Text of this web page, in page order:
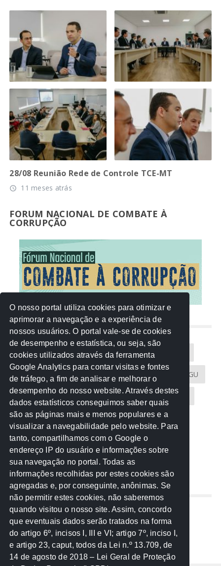
28/08 Reunião Rede de Controle TCE-MT
access_time 11 meses atrás
FORUM NACIONAL DE COMBATE À
CORRUPÇÃO
NUVEM DE TAGS
Acontece na Rede AGU AMM
Atricon Audicom CAU-MT CGU
CREA-MT Eventos MPC-MT MPE-MT
MPF Notícias PF PGE-MT PGR
Receita Federal Sem categoria
TCE-MT TCU TRE
REDE NOS ESTADOS
Mato Grosso do Sul
Paraná
Nacional
O nosso portal utiliza cookies para otimizar e
aprimorar a navegação e a experiência de
nossos usuários. O portal vale-se de cookies
de desempenho e estatística, ou seja, são
cookies utilizados através da ferramenta
Google Analytics para contar visitas e fontes
de tráfego, a fim de analisar e melhorar o
desempenho do nosso website. Através destes
dados estatísticos conseguimos saber quais
são as páginas mais e menos populares e a
visualizar a navegabilidade pelo website. Para
tanto, compartilhamos com o Google o
endereço IP do usuário e informações sobre
sua navegação no portal. Todas as
informações recolhidas por estes cookies são
agregadas e, por conseguinte, anônimas. Se
não permitir estes cookies, não saberemos
quando visitou o nosso site. Assim, concordo
que eventuais dados serão tratados na forma
do artigo 6º, incisos I, III e VI; artigo 7º, inciso I,
e artigo 23, caput, todos da Lei n.º 13.709, de
14 de agosto de 2018 – Lei Geral de Proteção